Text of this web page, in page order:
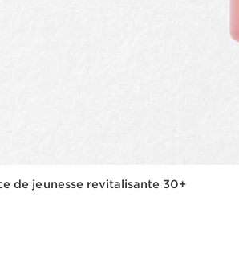
de jeunesse revitalisante 30+